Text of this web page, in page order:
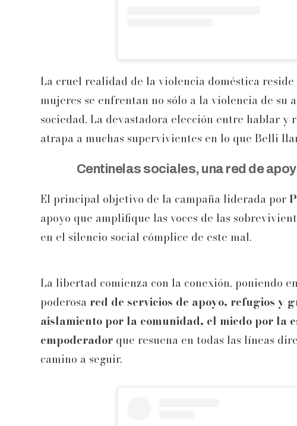
La cruel realidad de la violencia doméstica
mujeres se enfrentan no sólo a la violencia de su
sociedad. La devastadora elección entre hablar
atrapa a muchas supervivientes en lo que Belli
Centinelas sociales, una red de
El principal objetivo de la campaña liderada por
apoyo que amplifique las voces de las
en el silencio social cómplice de este mal.
La libertad comienza con la conexión, poniendo
poderosa red de servicios de apoyo, refugios y
aislamiento por la comunidad, el miedo por la
empoderador que resuena en todas las líneas
camino a seguir.